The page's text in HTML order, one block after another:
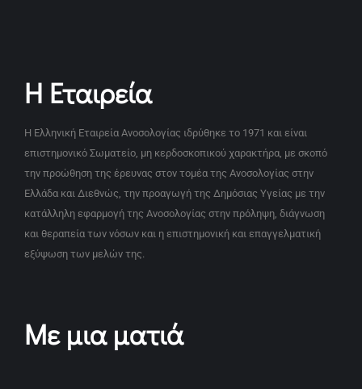
Η Εταιρεία
Η Ελληνική Εταιρεία Ανοσολογίας ιδρύθηκε το 1971 και είναι
επιστημονικό Σωματείο, μη κερδοσκοπικού χαρακτήρα, με σκοπό
την προώθηση της έρευνας στον τομέα της Ανοσολογίας στην
Ελλάδα και Διεθνώς, την προαγωγή της Δημόσιας Υγείας με την
κατάλληλη εφαρμογή της Ανοσολογίας στην πρόληψη, διάγνωση
και θεραπεία των νόσων και η επιστημονική και επαγγελματική
εξύψωση των μελών της.
Με μια ματιά